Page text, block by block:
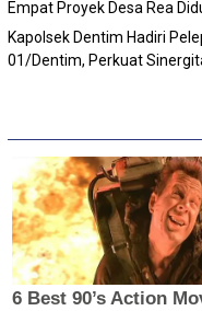
Empat Proyek Desa Rea
Kapolsek Dentim Hadiri
01/Dentim, Perkuat